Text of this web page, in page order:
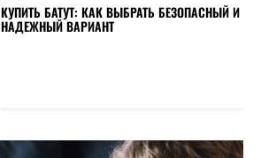
КУПИТЬ БАТУТ: КАК ВЫБРАТЬ БЕЗОПАСНЫЙ И
НАДЕЖНЫЙ ВАРИАНТ